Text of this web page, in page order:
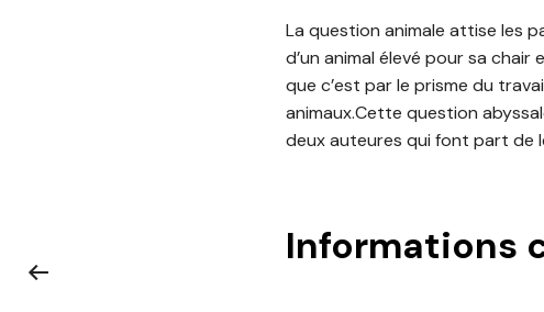
La question animale attise les
d’un animal élevé pour sa
que c’est par le prisme du
animaux.Cette question
deux auteures qui font part de
Informations